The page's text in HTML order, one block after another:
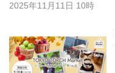
2025年11月11日 10時